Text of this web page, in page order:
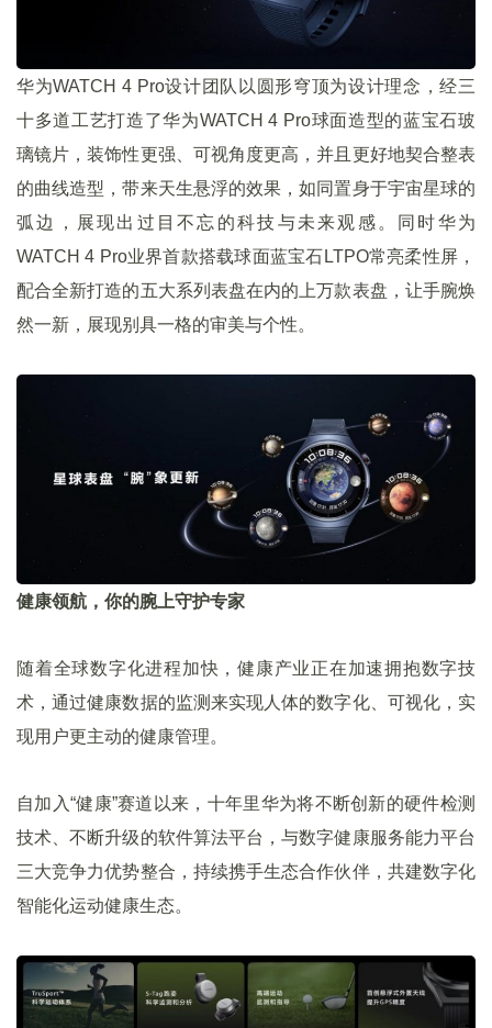
华为WATCH 4 Pro设计团队以圆形穹顶为设计理念，经三
十多道工艺打造了华为WATCH 4 Pro球面造型的蓝宝石玻
璃镜片，装饰性更强、可视角度更高，并且更好地契合整表
的曲线造型，带来天生悬浮的效果，如同置身于宇宙星球的
弧边，展现出过目不忘的科技与未来观感。同时华为
WATCH 4 Pro业界首款搭载球面蓝宝石LTPO常亮柔性屏，
配合全新打造的五大系列表盘在内的上万款表盘，让手腕焕
然一新，展现别具一格的审美与个性。
健康领航，你的腕上守护专家
随着全球数字化进程加快，健康产业正在加速拥抱数字技
术，通过健康数据的监测来实现人体的数字化、可视化，实
现用户更主动的健康管理。
自加入“健康”赛道以来，十年里华为将不断创新的硬件检测
技术、不断升级的软件算法平台，与数字健康服务能力平台
三大竞争力优势整合，持续携手生态合作伙伴，共建数字化
智能化运动健康生态。